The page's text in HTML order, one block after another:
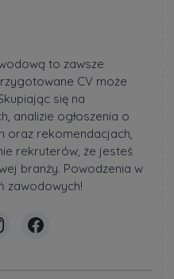
to zawsze
CV może
się na
analizie ogłoszenia o
oraz rekomendacjach,
rekruterów, że jesteś
branży. Powodzenia w
zawodowych!